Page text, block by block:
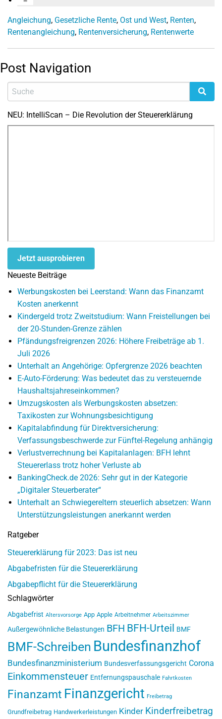
Angleichung, Gesetzliche Rente, Ost und West, Renten,
Rentenangleichung, Rentenversicherung, Rentenwerte
Post Navigation
NEU: IntelliScan – Die Revolution der Steuererklärung
Jetzt ausprobieren
Neueste Beiträge
Werbungskosten bei Leerstand: Wann das Finanzamt
Kosten anerkennt
Kindergeld trotz Zweitstudium: Wann Freistellungen bei
der 20-Stunden-Grenze zählen
Pfändungsfreigrenzen 2026: Höhere Freibeträge ab 1.
Juli 2026
Unterhalt an Angehörige: Opfergrenze 2026 beachten
E-Auto-Förderung: Was bedeutet das zu versteuernde
Haushaltsjahreseinkommen?
Umzugskosten als Werbungskosten absetzen:
Taxikosten zur Wohnungsbesichtigung
Kapitalabfindung für Direktversicherung:
Verfassungsbeschwerde zur Fünftel-Regelung anhängig
Verlustverrechnung bei Kapitalanlagen: BFH lehnt
Steuererlass trotz hoher Verluste ab
BankingCheck.de 2026: Sehr gut in der Kategorie
„Digitaler Steuerberater“
Unterhalt an Schwiegereltern steuerlich absetzen: Wann
Unterstützungsleistungen anerkannt werden
Ratgeber
Steuererklärung für 2023: Das ist neu
Abgabefristen für die Steuererklärung
Abgabepflicht für die Steuererklärung
Schlagwörter
Abgabefrist Altersvorsorge App Apple Arbeitnehmer Arbeitszimmer
Außergewöhnliche Belastungen BFH BFH-Urteil BMF
BMF-Schreiben Bundesfinanzhof
Bundesfinanzministerium Bundesverfassungsgericht Corona
Einkommensteuer Entfernungspauschale Fahrtkosten
Finanzamt Finanzgericht Freibetrag
Grundfreibetrag Handwerkerleistungen Kinder Kinderfreibetrag